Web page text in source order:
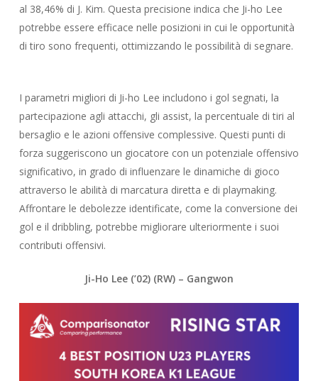
al 38,46% di J. Kim. Questa precisione indica che Ji-ho Lee
potrebbe essere efficace nelle posizioni in cui le opportunità
di tiro sono frequenti, ottimizzando le possibilità di segnare.
I parametri migliori di Ji-ho Lee includono i gol segnati, la
partecipazione agli attacchi, gli assist, la percentuale di tiri al
bersaglio e le azioni offensive complessive. Questi punti di
forza suggeriscono un giocatore con un potenziale offensivo
significativo, in grado di influenzare le dinamiche di gioco
attraverso le abilità di marcatura diretta e di playmaking.
Affrontare le debolezze identificate, come la conversione dei
gol e il dribbling, potrebbe migliorare ulteriormente i suoi
contributi offensivi.
Ji-Ho Lee(’02) (RW) – Gangwon